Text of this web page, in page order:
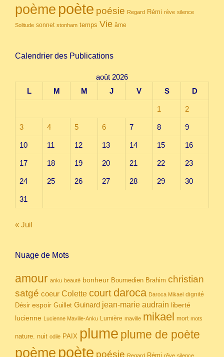
poème poète poésie Regard Rémi rêve silence
Solitude sonnet stonham temps Vie âme
Calendrier des Publications
août 2026
L
M M J V S D
1 2
3 4 5 6 7 8 9
10 11 12 13 14 15 16
17 18 19 20 21 22 23
24 25 26 27 28 29 30
31
« Juil
Nuage de Mots
amour anku beauté bonheur Boumedien Brahim christian
satgé coeur Colette court daroca Daroca Mikael dignité
Désir espoir Guillet Guinard jean-marie audrain liberté
lucienne Lucienne Maville-Anku Lumière maville mikael mort mots
nature. nuit odile PAIX plume plume de poète
poème poète poésie Regard Rémi rêve silence